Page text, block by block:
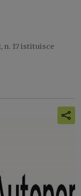
n. 17 istituisce